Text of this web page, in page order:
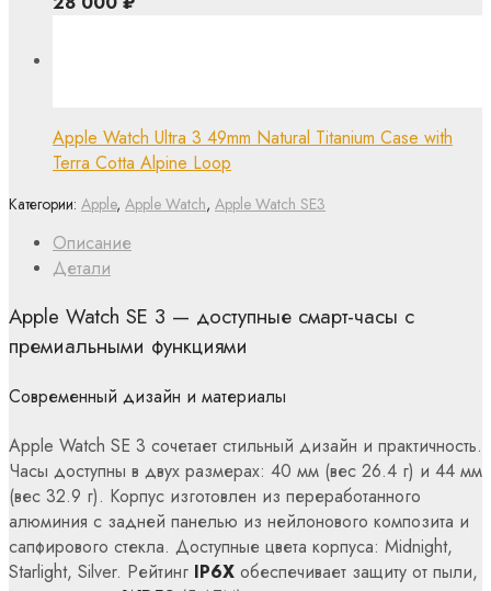
Описание
Детали
Apple Watch SE 3 — доступные смарт-часы с
премиальными функциями
Современный дизайн и материалы
Apple Watch SE 3 сочетает стильный дизайн и практичность.
Часы доступны в двух размерах: 40 мм (вес 26.4 г) и 44 мм
(вес 32.9 г). Корпус изготовлен из переработанного
алюминия с задней панелью из нейлонового композита и
сапфирового стекла. Доступные цвета корпуса: Midnight,
Starlight, Silver. Рейтинг IP6X обеспечивает защиту от пыли,
Категории: Apple, Apple Watch, Apple Watch SE3
Apple Watch Ultra 3 49mm Natural Titanium Case with
Terra Cotta Alpine Loop